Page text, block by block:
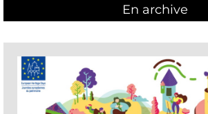
En archive